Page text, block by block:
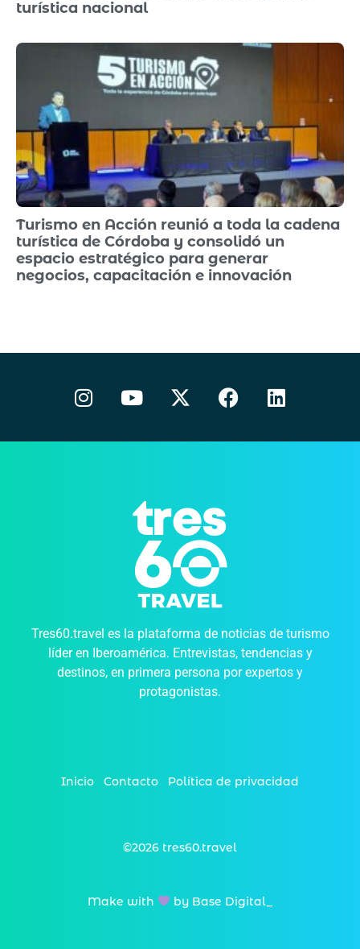
turística nacional
Turismo en Acción reunió a toda la cadena
turística de Córdoba y consolidó un
espacio estratégico para generar
negocios, capacitación e innovación
Tres60.travel es la plataforma de noticias de turismo
líder en Iberoamérica. Entrevistas, tendencias y
destinos, en primera persona por expertos y
protagonistas.
Inicio Contacto Política de privacidad
©2026 tres60.travel
Make with by Base Digital_